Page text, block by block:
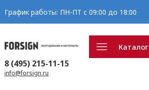
График работы: ПН-ПТ с 09:00 до 18:00
Каталог
8 (495) 215-11-15
info@forsign.ru